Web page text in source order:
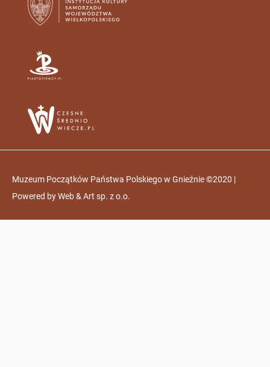
Muzeum Początków Państwa Polskiego w Gnieźnie ©2020 |
Powered byWeb & Art sp. z o.o.